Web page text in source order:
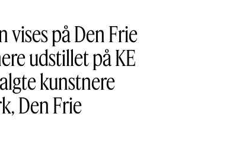
vises på Den Frie
udstillet på KE
kunstnere
Den Frie